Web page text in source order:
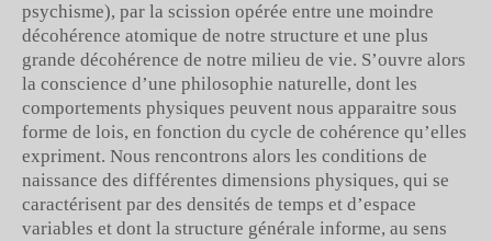
psychisme), par la scission opérée entre une moindre
décohérence atomique de notre structure et une plus
grande décohérence de notre milieu de vie. S’ouvre alors
la conscience d’une philosophie naturelle, dont les
comportements physiques peuvent nous apparaitre sous
forme de lois, en fonction du cycle de cohérence qu’elles
expriment. Nous rencontrons alors les conditions de
naissance des différentes dimensions physiques, qui se
caractérisent par des densités de temps et d’espace
variables et dont la structure générale informe, au sens